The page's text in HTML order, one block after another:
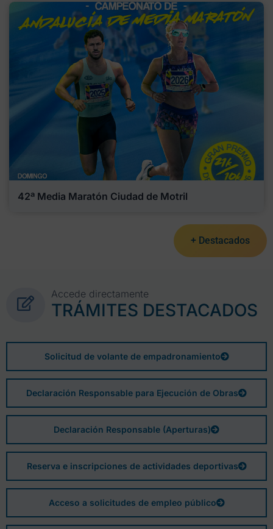
42ª Media Maratón Ciudad de Motril
+ Destacados
Accede directamente
TRÁMITES DESTACADOS
Solicitud de volante de empadronamiento
Declaración Responsable para Ejecución de Obras
Declaración Responsable (Aperturas)
Reserva e inscripciones de actividades deportivas
Acceso a solicitudes de empleo público